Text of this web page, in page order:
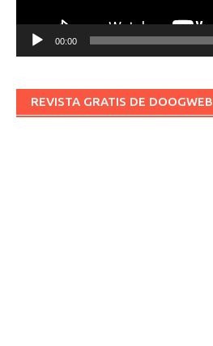
00:00
REVISTA GRATIS DE DOOGWEB